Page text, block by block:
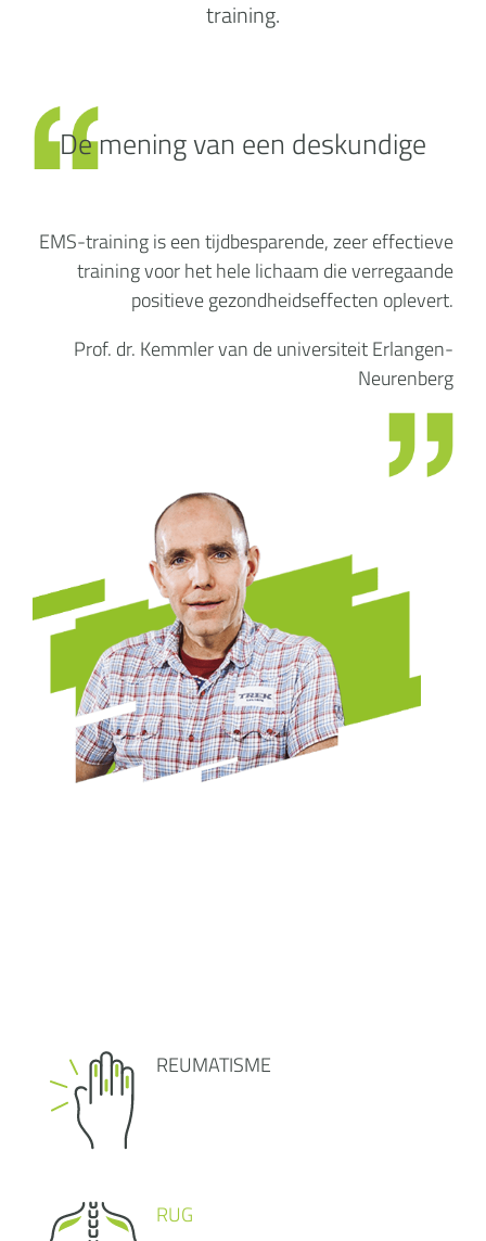
training.
EMS-training is een tijdbesparende, zeer effectieve
training voor het hele lichaam die verregaande
positieve gezondheidseffecten oplevert.
Prof. dr. Kemmler van de universiteit Erlangen-
Neurenberg
De mening van een deskundige
REUMATISME
RUG